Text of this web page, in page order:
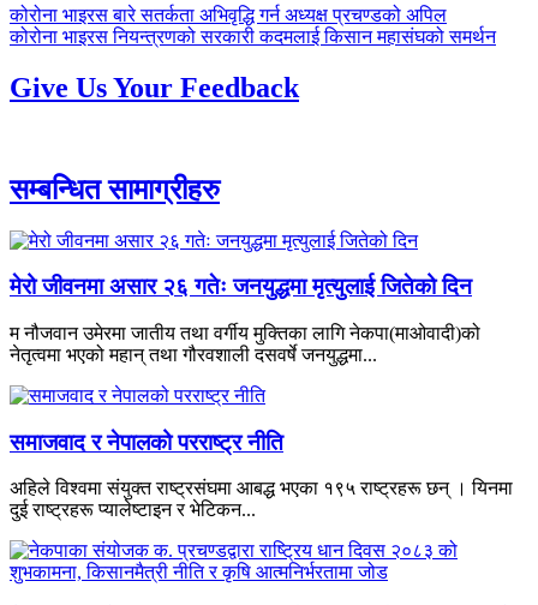
पछिल्लाे
-
कोरोना भाइरस बारे सतर्कता अभिवृद्धि गर्न अध्यक्ष प्रचण्डको अपिल
अघिल्लाे
कोरोना भाइरस नियन्त्रणको सरकारी कदमलाई किसान महासंघको समर्थन
Give Us Your Feedback
सम्बन्धित सामाग्रीहरु
मेरो जीवनमा असार २६ गतेः जनयुद्धमा मृत्युलाई जितेको दिन
म नौजवान उमेरमा जातीय तथा वर्गीय मुक्तिका लागि नेकपा(माओवादी)को
नेतृत्वमा भएको महान् तथा गौरवशाली दसवर्षे जनयुद्धमा...
समाजवाद र नेपालको परराष्ट्र नीति
अहिले विश्वमा संयुक्त राष्ट्रसंघमा आबद्ध भएका १९५ राष्ट्रहरू छन् । यिनमा
दुई राष्ट्रहरू प्यालेष्टाइन र भेटिकन...